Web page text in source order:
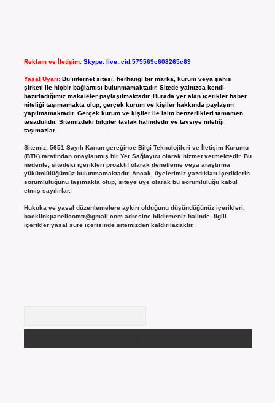
Reklam ve İletişim: Skype: live:.cid.575569c608265c69
Yasal Uyarı: Bu internet sitesi, herhangi bir marka, kurum veya şahıs
şirketi ile hiçbir bağlantısı bulunmamaktadır. Sitede yalnızca kendi
hazırladığımız makaleler paylaşılmaktadır. Burada yer alan içerikler haber
niteliği taşımamakta olup, gerçek kurum ve kişiler hakkında paylaşım
yapılmamaktadır. Gerçek kurum ve kişiler ile isim benzerlikleri tamamen
tesadüfidir. Sitemizdeki bilgiler taslak halindedir ve tavsiye niteliği
taşımazlar.
Sitemiz, 5651 Sayılı Kanun gereğince Bilgi Teknolojileri ve İletişim Kurumu
(BTK) tarafından onaylanmış bir Yer Sağlayıcı olarak hizmet vermektedir. Bu
nedenle, sitedeki içerikleri proaktif olarak denetleme veya araştırma
yükümlülüğümüz bulunmamaktadır. Ancak, üyelerimiz yazdıkları içeriklerin
sorumluluğunu taşımakta olup, siteye üye olarak bu sorumluluğu kabul
etmiş sayılırlar.
Hukuka ve yasal düzenlemelere aykırı olduğunu düşündüğünüz içerikleri,
backlinkpanelicomtr@gmail.comadresine bildirmeniz halinde, ilgili
içerikler yasal süre içerisinde sitemizden kaldırılacaktır.